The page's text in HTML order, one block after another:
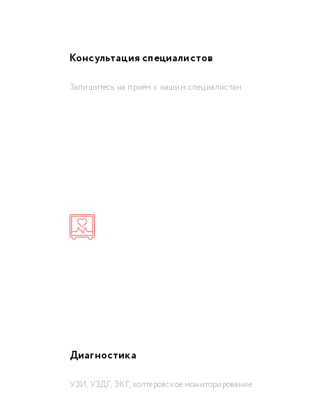
Консультация специалистов
Запишитесь на приём к нашим специалистам
Диагностика
УЗИ, УЗДГ, ЭКГ, холтеровское мониторирование